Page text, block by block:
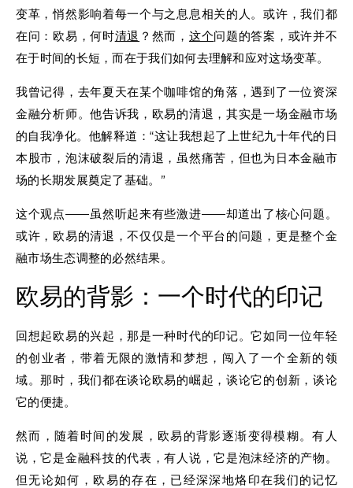
变革，悄然影响着每一个与之息息相关的人。或许，我们都
在问：欧易，何时清退 ？然而， 这个问题的答案，或许并不
在于时间的长短，而在于我们如何去理解和应对这场变革。
我曾记得，去年夏天在某个咖啡馆的角落，遇到了一位资深
金融分析师。他告诉我，欧易的清退，其实是一场金融市场
的自我净化。他解释道：“这让我想起了上世纪九十年代的日
本股市，泡沫破裂后的清退，虽然痛苦，但也为日本金融市
场的长期发展奠定了基础。”
这个观点——虽然听起来有些激进——却道出了核心问题。
或许，欧易的清退，不仅仅是一个平台的问题，更是整个金
融市场生态调整的必然结果。
欧易的背影：一个时代的印记
回想起欧易的兴起，那是一种时代的印记。它如同一位年轻
的创业者，带着无限的激情和梦想，闯入了一个全新的领
域。那时，我们都在谈论欧易的崛起，谈论它的创新，谈论
它的便捷。
然而，随着时间的发展，欧易的背影逐渐变得模糊。有人
说，它是金融科技的代表，有人说，它是泡沫经济的产物。
但无论如何，欧易的存在，已经深深地烙印在我们的记忆